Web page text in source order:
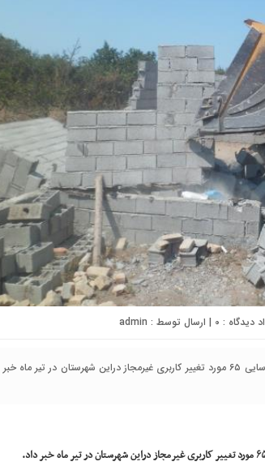
0 | ارسال توسط : admin
پیک کاسپین | سرپرست مدیریت جهاد کشاورزی آمل از شناسایی ۶۵ مورد تغییر کاربری غیرمجاز دراین شهرستان در تیر ماه خبر